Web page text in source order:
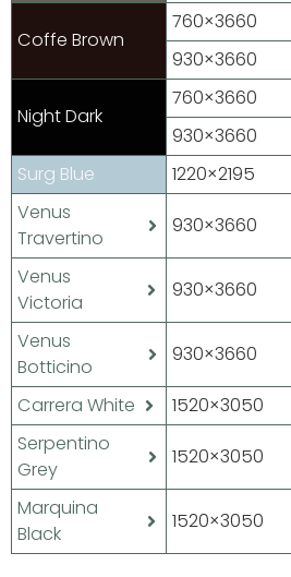
Coffe Brown
760×3660
930×3660
Night Dark
760×3660
930×3660
Surg Blue
1220×2195
Venus
Travertino
930×3660
Venus
Victoria
930×3660
Venus
Botticino
930×3660
Carrera White 1520×3050
Serpentino
Grey
1520×3050
Marquina
Black
1520×3050